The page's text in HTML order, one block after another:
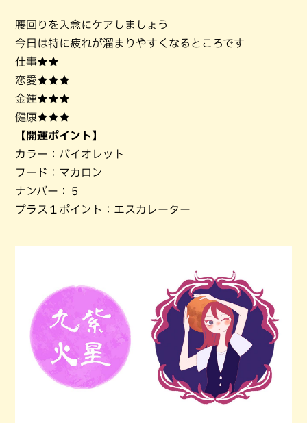
腰回りを入念にケアしましょう
今日は特に疲れが溜まりやすくなるところです
仕事★★
恋愛★★★
金運★★★
健康★★★
【開運ポイント】
カラー：バイオレット
フード：マカロン
ナンバー：５
プラス１ポイント：エスカレーター